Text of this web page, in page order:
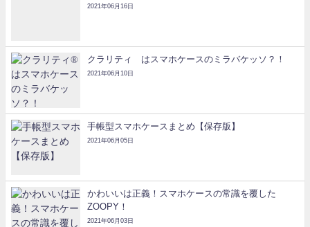
2021年06月16日
クラリティ®はスマホケースのミラバケッソ？！
2021年06月10日
手帳型スマホケースまとめ【保存版】
2021年06月05日
かわいいは正義！スマホケースの常識を覆した
ZOOPY！
2021年06月03日